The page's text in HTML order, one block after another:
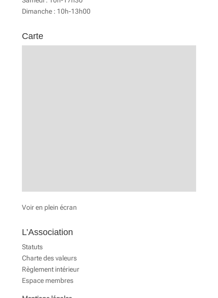
Dimanche : 10h-13h00
Carte
Voir en plein écran
L’Association
Statuts
Charte des valeurs
Règlement intérieur
Espace membres